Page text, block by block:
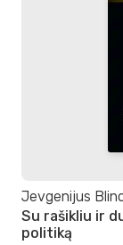
Jevgenijus
Su rašikliu ir
politiką